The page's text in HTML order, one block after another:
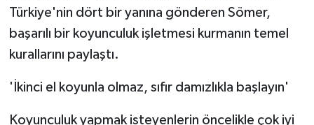
Türkiye'nin dört bir yanına gönderen Sömer,
başarılı bir koyunculuk işletmesi kurmanın temel
kurallarını paylaştı.
'İkinci el koyunla olmaz, sıfır damızlıkla başlayın'
Koyunculuk yapmak isteyenlerin öncelikle çok iyi
Jandarma
MAGAZİN